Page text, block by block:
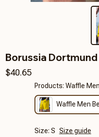
Borussia Dortmund
$40.65
Products: Waffle
Waffle Men
Size: S Size guide